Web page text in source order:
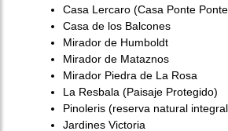
Casa Lercaro (Casa Ponte
Casa de los Balcones
Mirador de Humboldt
Mirador de Mataznos
Mirador Piedra de La Rosa
La Resbala (Paisaje Protegido)
Pinoleris (reserva natural
Jardines Victoria